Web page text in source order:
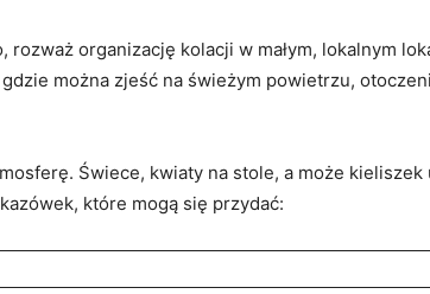
organizację kolacji w małym, lokalnym
można zjeść na świeżym powietrzu,
Świece, kwiaty na stole, a może
które mogą się przydać: